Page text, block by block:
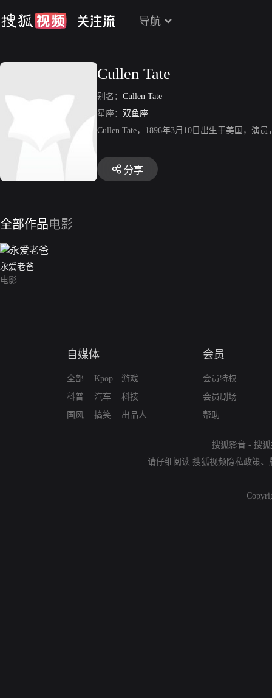
导航
Cullen Tate
别名： Cullen Tate
星座： 双鱼座
Cullen Tate，1896年3月10日出生于美国，演
分享
全部作品电影
永爱老爸
电影
自媒体
全部
科普
国风
Kpop
汽车
搞笑
游戏
科技
出品人
会员
会员特权
会员剧场
帮助
搜狐影音 - 搜
请仔细阅读 搜狐视频隐私政策、